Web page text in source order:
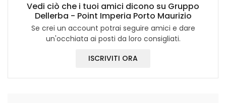
Vedi ciò che i tuoi amici dicono su Gruppo
Dellerba - Point Imperia Porto Maurizio
Se crei un account potrai seguire amici e dare
un'occhiata ai posti da loro consigliati.
ISCRIVITI ORA